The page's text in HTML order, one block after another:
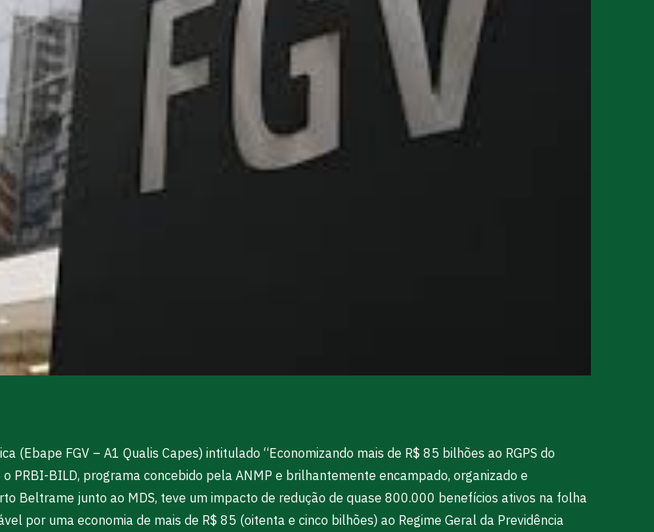
(Ebape FGV – A1 Qualis Capes) intitulado “Economizando mais de R$ 85 bilhões ao RGPS do
PRBI-BILD, programa concebido pela ANMP e brilhantemente encampado, organizado e
Beltrame junto ao MDS, teve um impacto de redução de quase 800.000 benefícios ativos na folha
por uma economia de mais de R$ 85 (oitenta e cinco bilhões) ao Regime Geral da Previdência